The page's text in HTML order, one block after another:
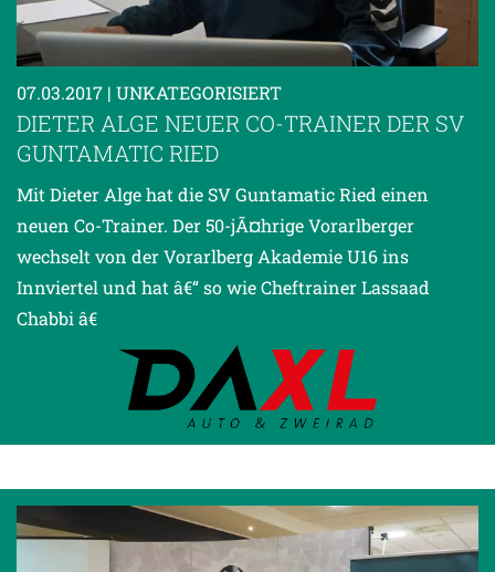
07.03.2017 | UNKATEGORISIERT
DIETER ALGE NEUER CO-TRAINER DER SV
GUNTAMATIC RIED
Mit Dieter Alge hat die SV Guntamatic Ried einen
neuen Co-Trainer. Der 50-jÃ¤hrige Vorarlberger
wechselt von der Vorarlberg Akademie U16 ins
Innviertel und hat â€“ so wie Cheftrainer Lassaad
Chabbi â€